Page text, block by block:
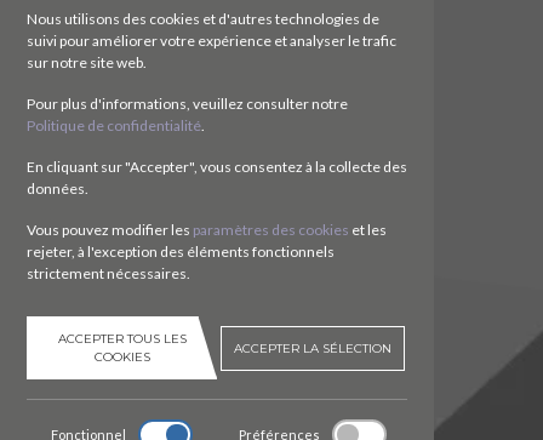
6828 Balerna (TI)
Svizzera
CONTACTEZ
E.ntr@ntr-attmec.ch
Nous utilisons des cookies et d'autres technologies de
suivi pour améliorer votre expérience et analyser le trafic
sur notre site web.
Pour plus d'informations, veuillez consulter notre
Politique de confidentialité.
En cliquant sur "Accepter", vous consentez à la collecte des
données.
Vous pouvez modifier les paramètres des cookies et les
rejeter, à l'exception des éléments fonctionnels
strictement nécessaires.
ACCEPTER TOUS LES
COOKIES
ACCEPTER LA SÉLECTION
Fonctionnel Préférences